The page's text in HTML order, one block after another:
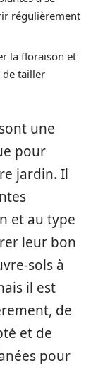
régulièrement
la floraison et
de tailler
une
pour
jardin. Il
et au type
leur bon
sols à
il est
de
et de
pour